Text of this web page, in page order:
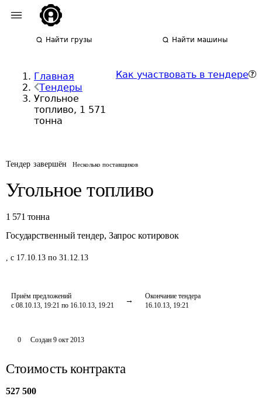
Найти грузы Найти машины
Главная
Тендеры
Угольное
топливо, 1 571
тонна
Как участвовать в тендере
Тендер завершён Несколько поставщиков
Угольное топливо
1 571 тонна
Государственный тендер, Запрос котировок
, с 17.10.13 по 31.12.13
Приём предложений
с 08.10.13, 19:21 по 16.10.13, 19:21
Окончание тендера
16.10.13, 19:21
0 Создан 9 окт 2013
Стоимость контракта
527 500